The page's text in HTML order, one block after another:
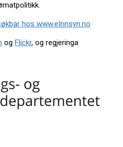
hos www.eInnsyn.no
og Flickr, og regjeringa